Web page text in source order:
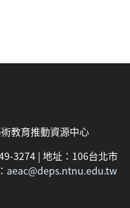
教育推動資源中心
3274 | 地址：106台北市
aeac@deps.ntnu.edu.tw